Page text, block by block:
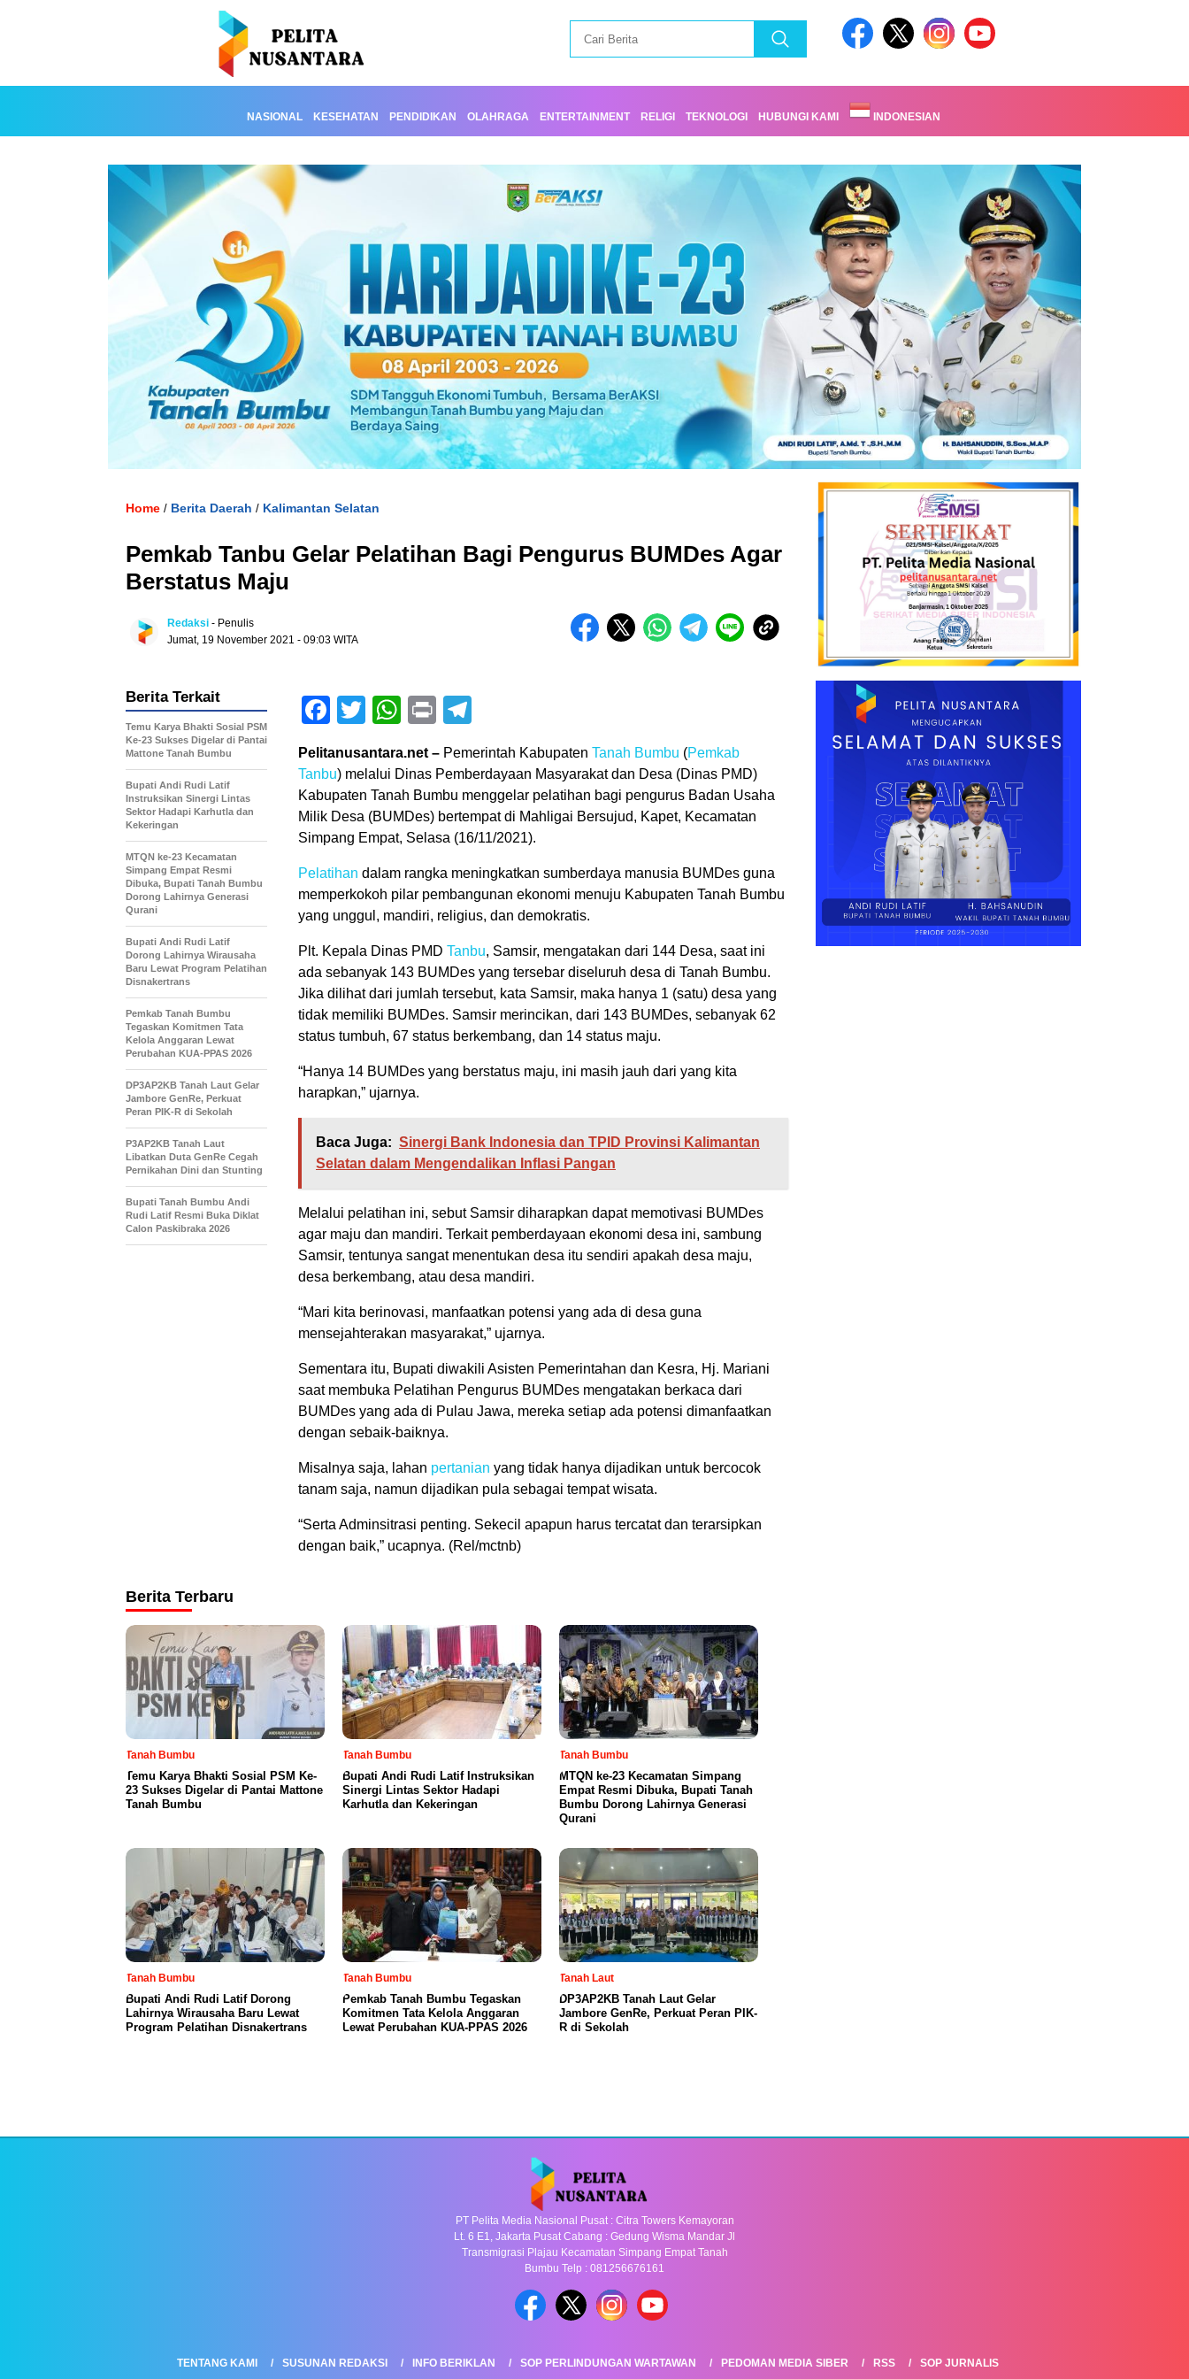
NASIONAL KESEHATAN PENDIDIKAN OLAHRAGA ENTERTAINMENT RELIGI TEKNOLOGI HUBUNGI KAMI INDONESIAN
Home / Berita Daerah / Kalimantan Selatan
Pemkab Tanbu Gelar Pelatihan Bagi Pengurus BUMDes Agar
Berstatus Maju
Redaksi - Penulis
Jumat, 19 November 2021 - 09:03 WITA
Facebook
TwitterWhatsApp
Print
Pelitanusantara.net – Pemerintah Kabupaten Tanah Bumbu (Pemkab
Tanbu) melalui Dinas Pemberdayaan Masyarakat dan Desa (Dinas PMD)
Kabupaten Tanah Bumbu menggelar pelatihan bagi pengurus Badan Usaha
Milik Desa (BUMDes) bertempat di Mahligai Bersujud, Kapet, Kecamatan
Simpang Empat, Selasa (16/11/2021).
Pelatihan dalam rangka meningkatkan sumberdaya manusia BUMDes guna
memperkokoh pilar pembangunan ekonomi menuju Kabupaten Tanah Bumbu
yang unggul, mandiri, religius, dan demokratis.
Plt. Kepala Dinas PMD Tanbu, Samsir, mengatakan dari 144 Desa, saat ini
ada sebanyak 143 BUMDes yang tersebar diseluruh desa di Tanah Bumbu.
Jika dilihat dari jumlah tersebut, kata Samsir, maka hanya 1 (satu) desa yang
tidak memiliki BUMDes. Samsir merincikan, dari 143 BUMDes, sebanyak 62
status tumbuh, 67 status berkembang, dan 14 status maju.
“Hanya 14 BUMDes yang berstatus maju, ini masih jauh dari yang kita
harapkan,” ujarnya.
Baca Juga: Sinergi Bank Indonesia dan TPID Provinsi Kalimantan
Selatan dalam Mengendalikan Inflasi Pangan
Melalui pelatihan ini, sebut Samsir diharapkan dapat memotivasi BUMDes
agar maju dan mandiri. Terkait pemberdayaan ekonomi desa ini, sambung
Samsir, tentunya sangat menentukan desa itu sendiri apakah desa maju,
desa berkembang, atau desa mandiri.
“Mari kita berinovasi, manfaatkan potensi yang ada di desa guna
mensejahterakan masyarakat,” ujarnya.
Sementara itu, Bupati diwakili Asisten Pemerintahan dan Kesra, Hj. Mariani
saat membuka Pelatihan Pengurus BUMDes mengatakan berkaca dari
BUMDes yang ada di Pulau Jawa, mereka setiap ada potensi dimanfaatkan
dengan sebaik-baiknya.
Misalnya saja, lahan pertanian yang tidak hanya dijadikan untuk bercocok
tanam saja, namun dijadikan pula sebagai tempat wisata.
“Serta Adminsitrasi penting. Sekecil apapun harus tercatat dan terarsipkan
dengan baik,” ucapnya. (Rel/mctnb)
Berita Terkait
Temu Karya Bhakti Sosial PSM
Ke-23 Sukses Digelar di Pantai
Mattone Tanah Bumbu
Bupati Andi Rudi Latif
Instruksikan Sinergi Lintas
Sektor Hadapi Karhutla dan
Kekeringan
MTQN ke-23 Kecamatan
Simpang Empat Resmi
Dibuka, Bupati Tanah Bumbu
Dorong Lahirnya Generasi
Qurani
Bupati Andi Rudi Latif
Dorong Lahirnya Wirausaha
Baru Lewat Program Pelatihan
Disnakertrans
Pemkab Tanah Bumbu
Tegaskan Komitmen Tata
Kelola Anggaran Lewat
Perubahan KUA-PPAS 2026
DP3AP2KB Tanah Laut Gelar
Jambore GenRe, Perkuat
Peran PIK-R di Sekolah
P3AP2KB Tanah Laut
Libatkan Duta GenRe Cegah
Pernikahan Dini dan Stunting
Bupati Tanah Bumbu Andi
Rudi Latif Resmi Buka Diklat
Calon Paskibraka 2026
Berita Terbaru
Tanah Bumbu
Temu Karya Bhakti Sosial PSM Ke-
23 Sukses Digelar di Pantai Mattone
Tanah Bumbu
Tanah Bumbu
Bupati Andi Rudi Latif Instruksikan
Sinergi Lintas Sektor Hadapi
Karhutla dan Kekeringan
Tanah Bumbu
MTQN ke-23 Kecamatan Simpang
Empat Resmi Dibuka, Bupati Tanah
Bumbu Dorong Lahirnya Generasi
Qurani
Tanah Bumbu
Bupati Andi Rudi Latif Dorong
Lahirnya Wirausaha Baru Lewat
Program Pelatihan Disnakertrans
Tanah Bumbu
Pemkab Tanah Bumbu Tegaskan
Komitmen Tata Kelola Anggaran
Lewat Perubahan KUA-PPAS 2026
Tanah Laut
DP3AP2KB Tanah Laut Gelar
Jambore GenRe, Perkuat Peran PIK-
R di Sekolah
PT Pelita Media Nasional Pusat : Citra Towers Kemayoran
Lt. 6 E1, Jakarta Pusat Cabang : Gedung Wisma Mandar Jl
Transmigrasi Plajau Kecamatan Simpang Empat Tanah
Bumbu Telp : 081256676161
TENTANG KAMI SUSUNAN REDAKSI INFO BERIKLAN SOP PERLINDUNGAN WARTAWAN PEDOMAN MEDIA SIBER RSS SOP JURNALIS